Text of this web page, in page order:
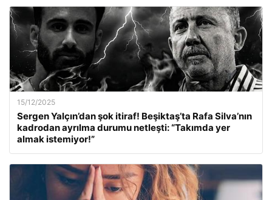
15/12/2025
Sergen Yalçın’dan şok itiraf! Beşiktaş’ta Rafa Silva’nın
kadrodan ayrılma durumu netleşti: “Takımda yer
almak istemiyor!”